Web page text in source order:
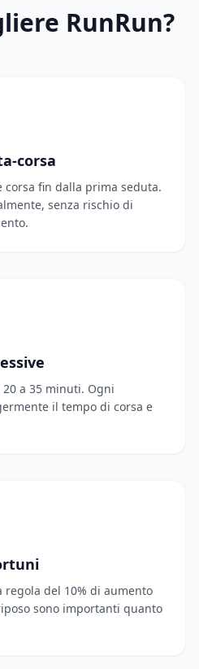
RunRun?
corsa
fin dalla prima seduta.
senza rischio di
a 35 minuti. Ogni
il tempo di corsa e
del 10% di aumento
sono importanti quanto